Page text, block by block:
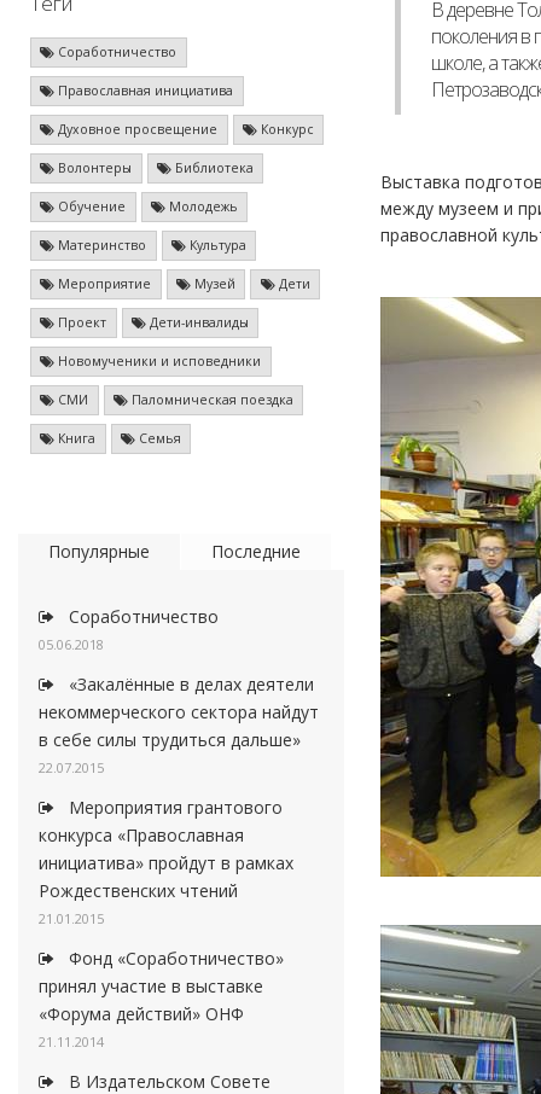
Соработничество
Православная инициатива
Духовное просвещение Конкурс
Волонтеры Библиотека
Обучение Молодежь
Материнство Культура
Мероприятие Музей Дети
Проект Дети-инвалиды
Новомученики и исповедники
СМИ Паломническая поездка
Книга Семья
Популярные Последние
Соработничество
05.06.2018
«Закалённые в делах деятели
некоммерческого сектора найдут
в себе силы трудиться дальше»
22.07.2015
Мероприятия грантового
конкурса «Православная
инициатива» пройдут в рамках
Рождественских чтений
21.01.2015
Фонд «Соработничество»
принял участие в выставке
«Форума действий» ОНФ
21.11.2014
В Издательском Совете
В деревне
поколения в
школе, а
Выставка
между музеем и
православной